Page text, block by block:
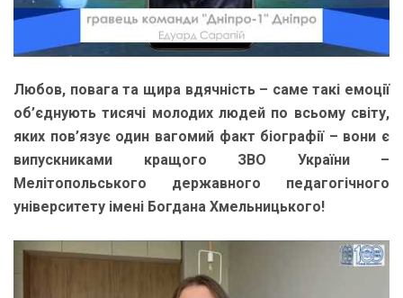
Любов, повага та щира вдячність – саме такі емоції
об’єднують тисячі молодих людей по всьому світу,
яких пов’язує один вагомий факт біографії – вони є
випускниками кращого ЗВО України –
Мелітопольського державного педагогічного
університету імені Богдана Хмельницького!